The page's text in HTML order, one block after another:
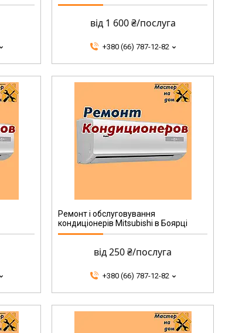
від 1 600 ₴/послуга
+380 (66) 787-12-82
Ремонт і обслуговування
кондиціонерів Mitsubishi в Боярці
від 250 ₴/послуга
+380 (66) 787-12-82